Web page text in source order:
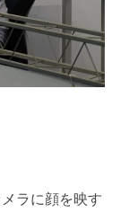
ラに顔を映す